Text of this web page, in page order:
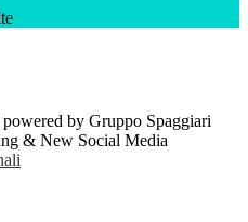
by Gruppo Spaggiari
& New Social Media